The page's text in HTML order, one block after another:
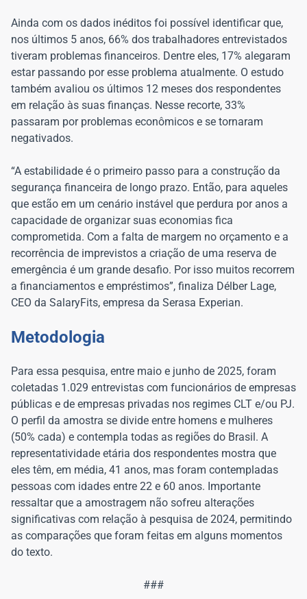
Ainda com os dados inéditos foi possível identificar que,
nos últimos 5 anos, 66% dos trabalhadores entrevistados
tiveram problemas financeiros. Dentre eles, 17% alegaram
estar passando por esse problema atualmente. O estudo
também avaliou os últimos 12 meses dos respondentes
em relação às suas finanças. Nesse recorte, 33%
passaram por problemas econômicos e se tornaram
negativados.
“A estabilidade é o primeiro passo para a construção da
segurança financeira de longo prazo. Então, para aqueles
que estão em um cenário instável que perdura por anos a
capacidade de organizar suas economias fica
comprometida. Com a falta de margem no orçamento e a
recorrência de imprevistos a criação de uma reserva de
emergência é um grande desafio. Por isso muitos recorrem
a financiamentos e empréstimos”, finaliza Délber Lage,
CEO da SalaryFits, empresa da Serasa Experian.
Metodologia
Para essa pesquisa, entre maio e junho de 2025, foram
coletadas 1.029 entrevistas com funcionários de empresas
públicas e de empresas privadas nos regimes CLT e/ou PJ.
O perfil da amostra se divide entre homens e mulheres
(50% cada) e contempla todas as regiões do Brasil. A
representatividade etária dos respondentes mostra que
eles têm, em média, 41 anos, mas foram contempladas
pessoas com idades entre 22 e 60 anos. Importante
ressaltar que a amostragem não sofreu alterações
significativas com relação à pesquisa de 2024, permitindo
as comparações que foram feitas em alguns momentos
do texto.
###